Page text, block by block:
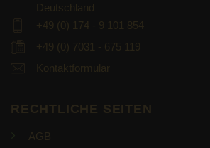
Deutschland
+49 (0) 174 - 9 101 854
+49 (0) 7031 - 675 119
Kontaktformular
RECHTLICHE SEITEN
AGB